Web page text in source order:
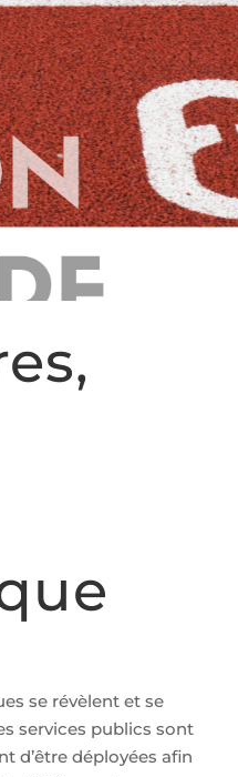
se révèlent et se
services publics sont
d’être déployées afin